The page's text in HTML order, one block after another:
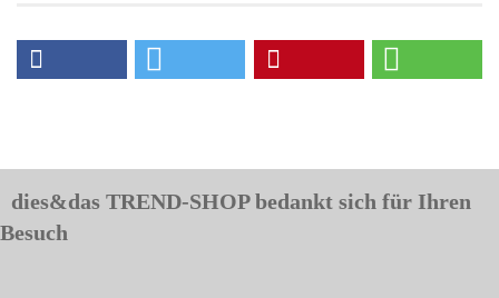
dies&das TREND-SHOP bedankt sich für Ihren
Besuch